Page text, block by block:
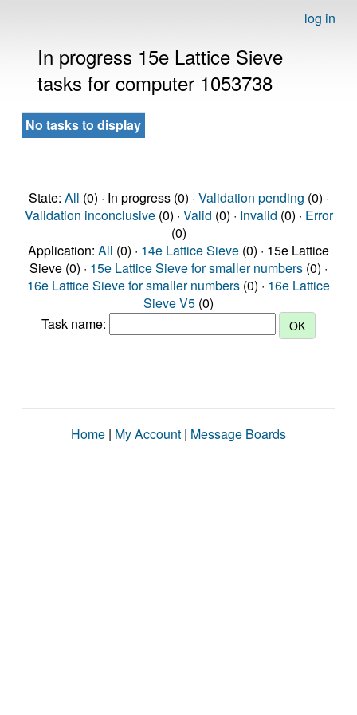
log in
In progress 15e Lattice Sieve
tasks for computer 1053738
No tasks to display
State: All (0) · In progress (0) · Validation pending (0) ·
Validation inconclusive(0) · Valid (0) · Invalid (0) · Error
(0)
Application: All (0) · 14e Lattice Sieve (0) · 15e Lattice
Sieve (0) · 15e Lattice Sieve for smaller numbers (0) ·
16e Lattice Sieve for smaller numbers (0) · 16e Lattice
Sieve V5 (0)
Task name:
Home | My Account | Message Boards